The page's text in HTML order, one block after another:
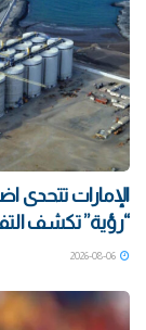
الإمارات تتحدى
“رؤية” تكشف